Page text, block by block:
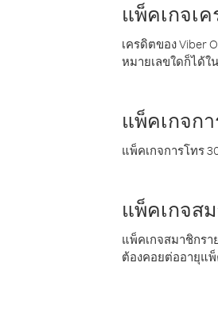
แพ็คเกจเ
เครดิตของ Viber
หมายเลขใดก็ได้ใ
แพ็คเกจก
แพ็คเกจการโทร
แพ็คเกจส
แพ็คเกจสมาชิกร
ต้องคอยต่ออายุแ